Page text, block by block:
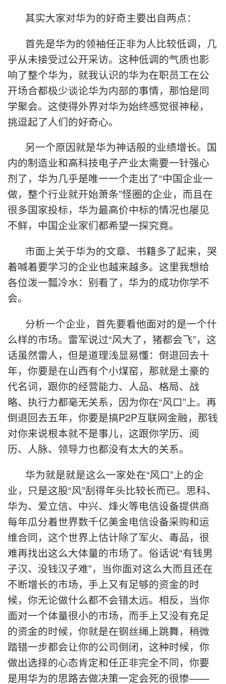
其实大家对华为的好奇主要出自两点：
首先是华为的领袖任正非为人比较低调，几
乎从未接受过公开采访。这种低调的气质也影
响了整个华为，就我认识的华为在职员工在公
开场合都极少谈论华为内部的事情，那怕是同
学聚会。这使得外界对华为始终感觉很神秘，
挑逗起了人们的好奇心。
另一个原因就是华为神话般的业绩增长。国
内的制造业和高科技电子产业太需要一针强心
剂了，华为几乎是唯一一个走出了“中国企业一
做，整个行业就开始萧条”怪圈的企业，而且在
很多国家投标，华为最高价中标的情况也屡见
不鲜，中国企业家们都希望一探究竟。
市面上关于华为的文章、书籍多了起来，哭
着喊着要学习的企业也越来越多。这里我想给
各位泼一瓢冷水：别看了，华为的成功你学不
会。
分析一个企业，首先要看他面对的是一个什
么样的市场。雷军说过“风大了，猪都会飞”，这
话虽然雷人，但是道理浅显易懂：倒退回去十
年，你要是在山西有个小煤窑，那就是土豪的
代名词，跟你的经营能力、人品、格局、战
略、执行力都毫无关系，因为你在“风口”上。再
倒退回去五年，你要是搞P2P互联网金融，那钱
对你来说根本就不是事儿，这跟你学历、阅
历、人脉、领导力也都没有太大的关系。
华为就是就是这么一家处在“风口”上的企
业，只是这股“风”刮得年头比较长而已。思科、
华为、爱立信、中兴、烽火等电信设备提供商
每年瓜分着世界数千亿美金电信设备采购和运
维合同，这个世界上估计除了军火、毒品，很
难再找出这么大体量的市场了。俗话说“有钱男
子汉、没钱汉子难”，当你面对这么大而且还在
不断增长的市场，手上又有足够的资金的时
候，你无论做什么都不会错太远。相反，当你
面对一个体量很小的市场，而手上又没有充足
的资金的时候，你就是在钢丝绳上跳舞，稍微
踏错一步都会让你的公司倒闭，这种时候，你
做出选择的心态肯定和任正非完全不同，你要
是用华为的思路去做决策一定会死的很惨——